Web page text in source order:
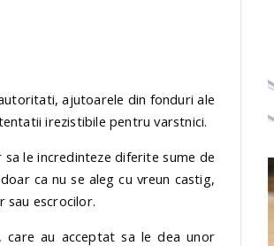
ajutoarele din fonduri ale
irezistibile pentru varstnici.
le incredinteze diferite sume de
ca nu se aleg cu vreun castig,
sau escrocilor.
care au acceptat sa le dea unor